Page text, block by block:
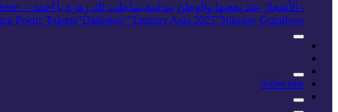
- الأشجارُ عند بعضِها والوطنُ مِدخَنة-سأجلب لك زهرة يا أحمد— Release
Poetic Talents"Dialogue""Literary Asia 2025"Nikolay Gumilyov و poet
Subscribe